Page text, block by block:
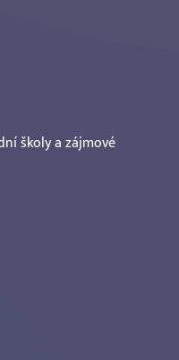
školy a zájmové